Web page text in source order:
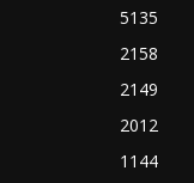
5135
2158
2149
2012
1144